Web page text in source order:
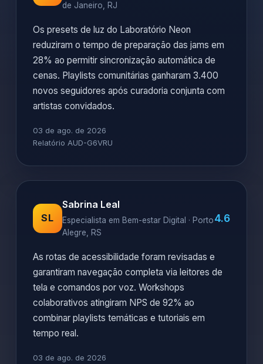
de Janeiro, RJ
Os presets de luz do Laboratório Neon
reduziram o tempo de preparação das jams em
28% ao permitir sincronização automática de
cenas. Playlists comunitárias ganharam 3.400
novos seguidores após curadoria conjunta com
artistas convidados.
03 de ago. de 2026
Relatório AUD-G6VRU
SL
Sabrina Leal
Especialista em Bem-estar Digital · Porto
Alegre, RS
4.6
As rotas de acessibilidade foram revisadas e
garantiram navegação completa via leitores de
tela e comandos por voz. Workshops
colaborativos atingiram NPS de 92% ao
combinar playlists temáticas e tutoriais em
tempo real.
03 de ago. de 2026